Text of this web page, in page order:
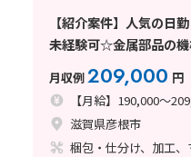
【紹介案件】人気の
未経験可☆金属部品の
月収例209,000 円
【月給】190,000～
滋賀県彦根市
梱包・仕分け、加工